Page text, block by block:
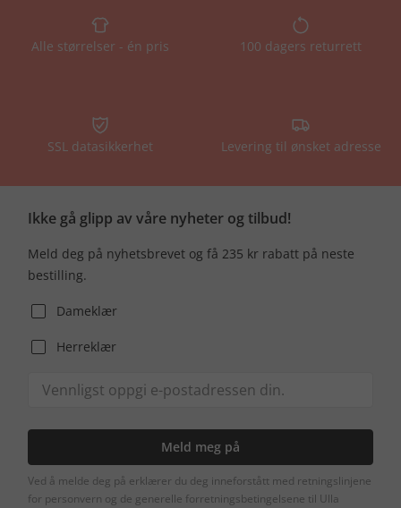
Alle størrelser - én pris 100 dagers returrett
SSL datasikkerhet Levering til ønsket adresse
Ikke gå glipp av våre nyheter og tilbud!
Meld deg på nyhetsbrevet og få 235 kr rabatt på neste
bestilling.
Dameklær
Herreklær
Meld meg på
Ved å melde deg på erklærer du deg inneforstått med retningslinjene
for personvern og de generelle forretningsbetingelsene til Ulla